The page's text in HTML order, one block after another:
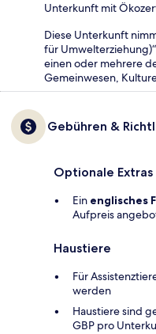
Unterkunft mit
Diese Unterkunft
für
einen oder mehrere
Gemeinwesen,
Gebühren &
Optionale Extras
Ein englisches
Aufpreis
Haustiere
Für
werden
Haustiere sind
GBP pro